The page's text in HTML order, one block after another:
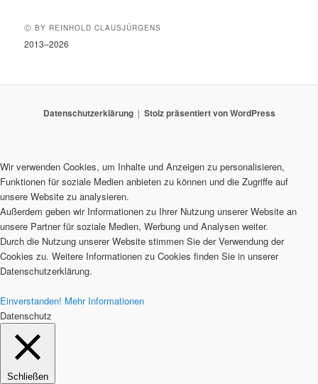
Ⓒ BY REINHOLD CLAUSJÜRGENS
2013–2026
Datenschutzerklärung Stolz präsentiert von WordPress
Wir verwenden Cookies, um Inhalte und Anzeigen zu personalisieren,
Funktionen für soziale Medien anbieten zu können und die Zugriffe auf
unsere Website zu analysieren.
Außerdem geben wir Informationen zu Ihrer Nutzung unserer Website an
unsere Partner für soziale Medien, Werbung und Analysen weiter.
Durch die Nutzung unserer Website stimmen Sie der Verwendung der
Cookies zu. Weitere Informationen zu Cookies finden Sie in unserer
Datenschutzerklärung.
Einverstanden! Mehr Informationen
Datenschutz
Schließen